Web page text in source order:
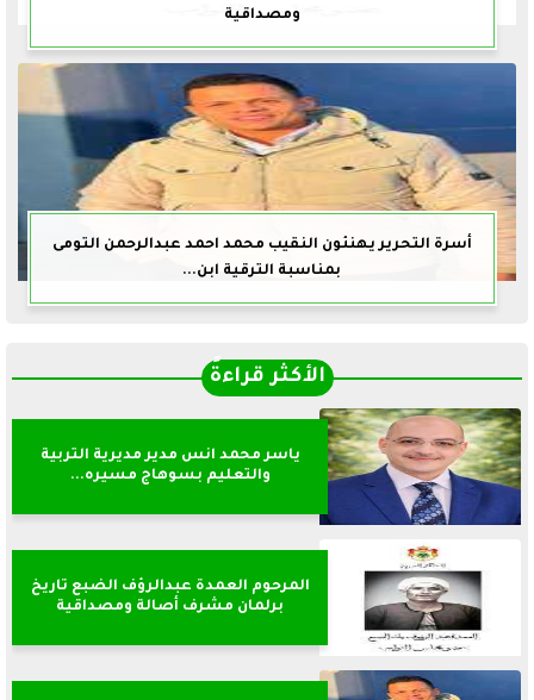
ومصداقية
أسرة التحرير يهنئون النقيب محمد احمد عبدالرحمن التومى
بمناسبة الترقية ابن...
الأكثر قراءةً
ياسر محمد انس مدير مديرية التربية
والتعليم بسوهاج مسيره...
المرحوم العمدة عبدالرؤف الضبع تاريخ
برلمان مشرف أصالة ومصداقية